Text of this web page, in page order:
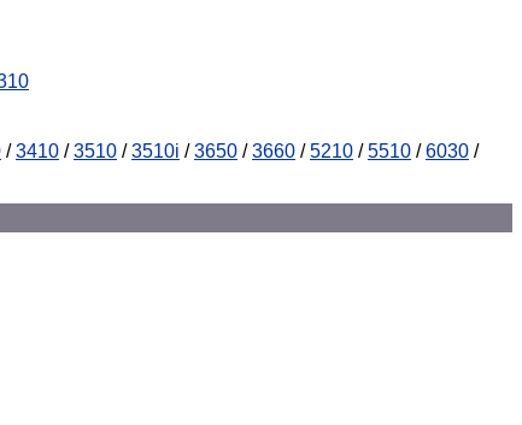
/3410 /3510 /3510i /3650 /3660 /5210 /5510 /6030 /